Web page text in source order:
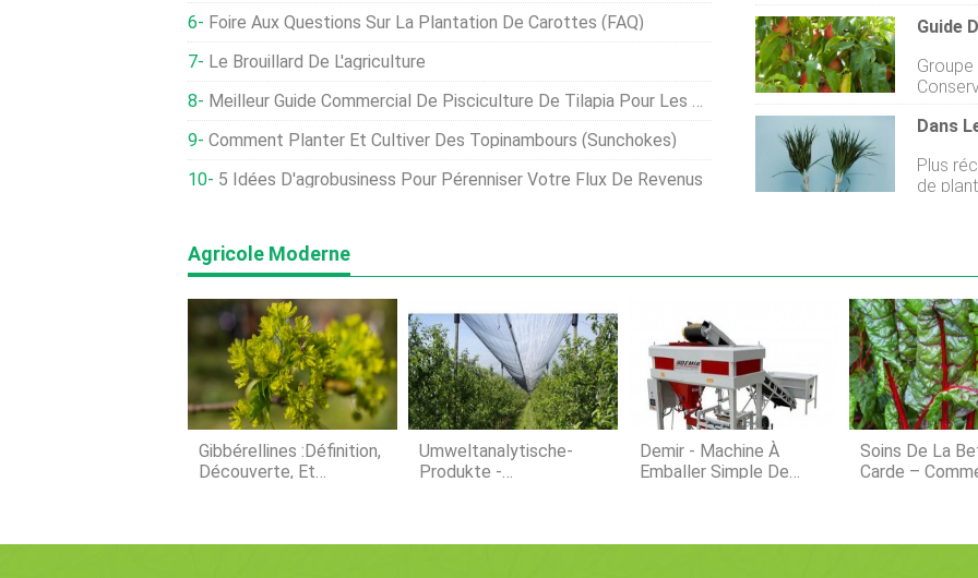
Foire Aux Questions Sur La Plantation De Carottes (FAQ)
Le Brouillard De L'agriculture
Meilleur Guide Commercial De Pisciculture De Tilapia Pour Les Débutants
Comment Planter Et Cultiver Des Topinambours (sunchokes)
5 Idées D'agrobusiness Pour Pérenniser Votre Flux De Revenus
devrez
main
plants
plantes
alléger
de
chez
avez
dun
Guide
Groupe
planter
clôture
les
risque
Plus
de
les
de
scène
Agricole Moderne
Gibbérellines :Définition,
Découverte, Et
Umweltanalytische-
Produkte -
Demir - Machine À
Emballer Simple De
Soins De La
Carde –